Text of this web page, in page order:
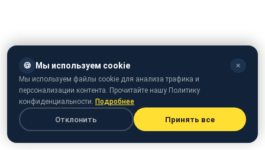
🍪 Мы используем cookie ✕
Мы используем файлы cookie для анализа трафика и
персонализации контента. Прочитайте нашу Политику
конфиденциальности. Подробнее
Отклонить Принять все